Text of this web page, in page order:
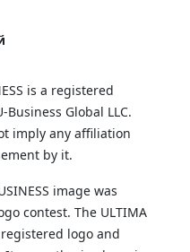
is a registered
Global LLC.
imply any affiliation
by it.
image was
contest. The ULTIMA
registered logo and